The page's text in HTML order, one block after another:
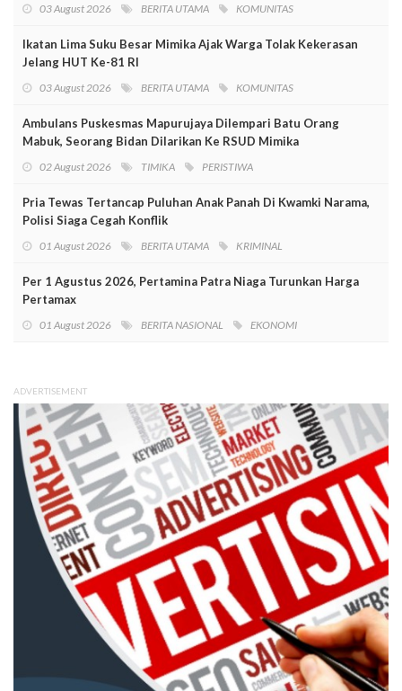
03 August 2026 BERITA UTAMA KOMUNITAS
Ikatan Lima Suku Besar Mimika Ajak Warga Tolak Kekerasan
Jelang HUT Ke-81 RI
03 August 2026 BERITA UTAMA KOMUNITAS
Ambulans Puskesmas Mapurujaya Dilempari Batu Orang
Mabuk, Seorang Bidan Dilarikan Ke RSUD Mimika
02 August 2026 TIMIKA PERISTIWA
Pria Tewas Tertancap Puluhan Anak Panah Di Kwamki Narama,
Polisi Siaga Cegah Konflik
01 August 2026 BERITA UTAMA KRIMINAL
Per 1 Agustus 2026, Pertamina Patra Niaga Turunkan Harga
Pertamax
01 August 2026 BERITA NASIONAL EKONOMI
ADVERTISEMENT